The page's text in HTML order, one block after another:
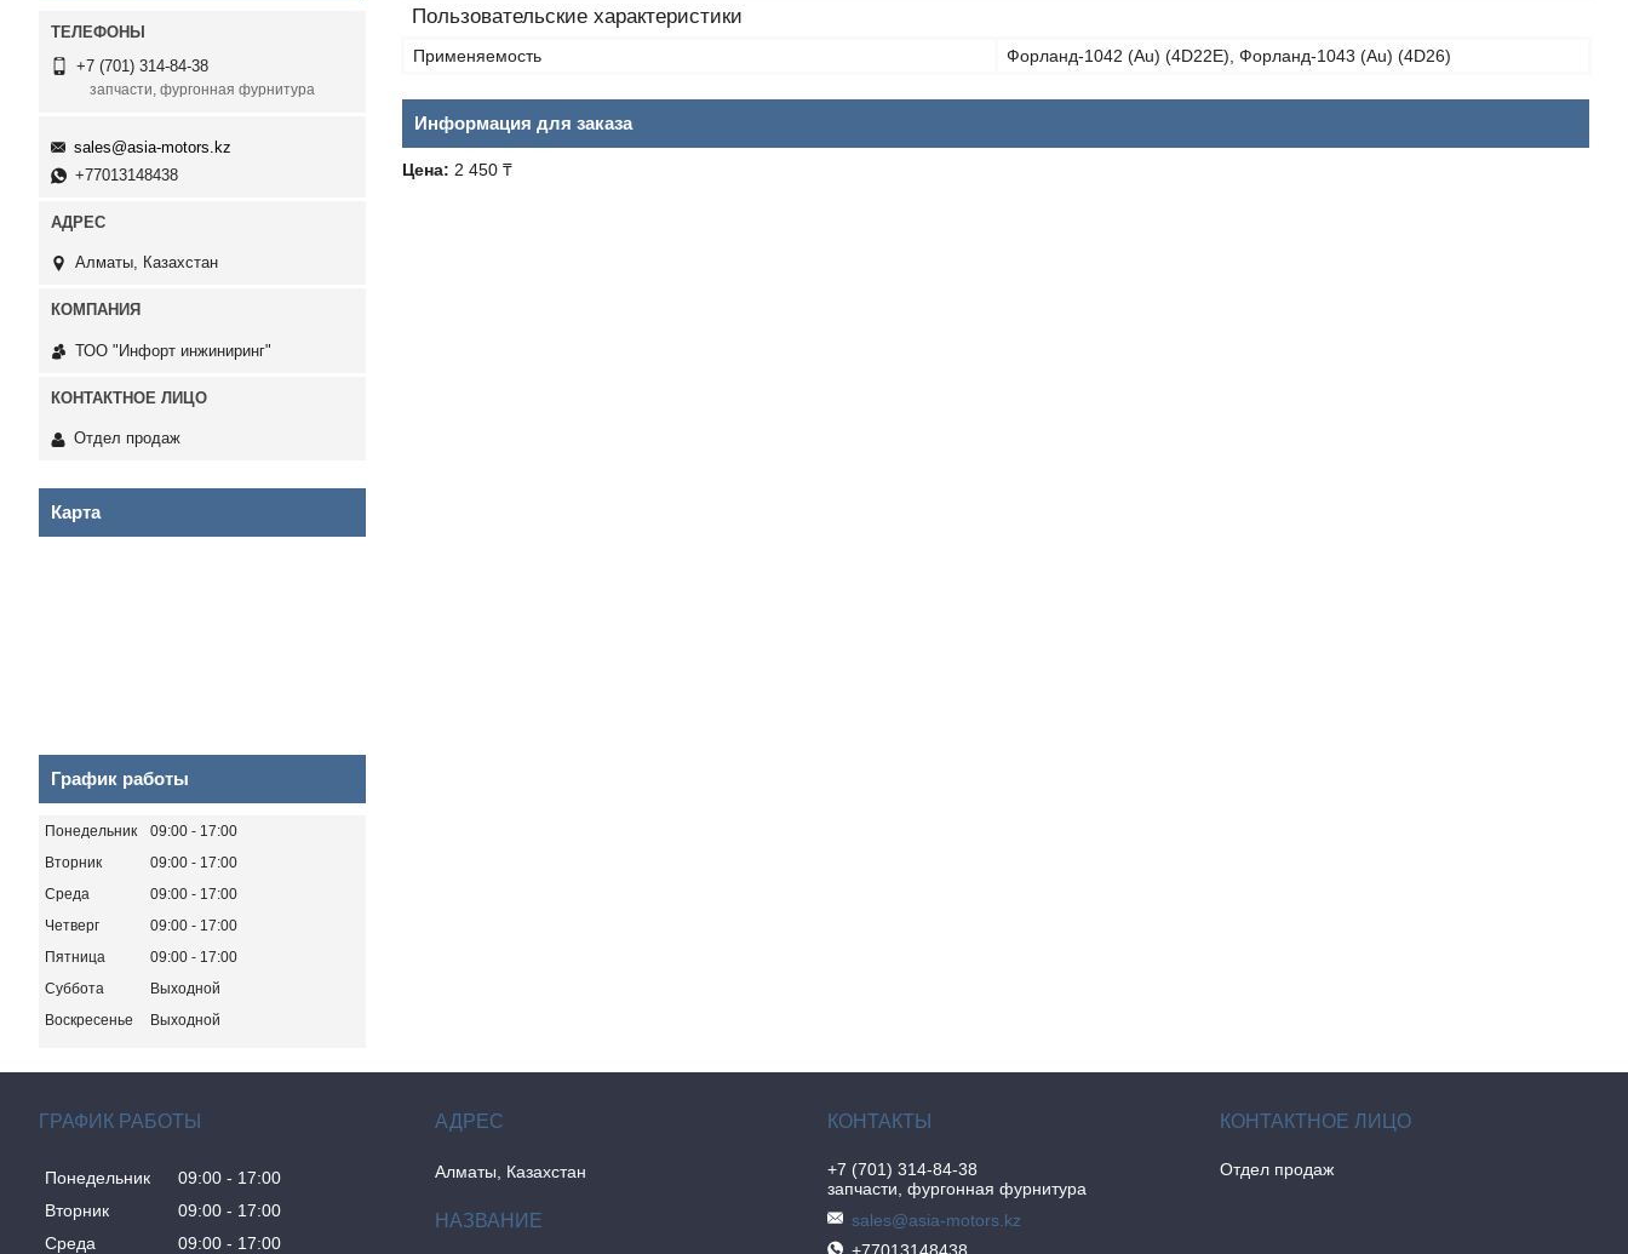
Пользовательские характеристики
Применяемость Форланд-1042 (Au) (4D22E), Форланд-1043 (Au) (4D26)
Информация для заказа
Цена: 2 450 ₸
+7 (701) 314-84-38
запчасти, фургонная фурнитура
sales@asia-motors.kz
+77013148438
Алматы, Казахстан
ТОО "Инфорт инжиниринг"
Отдел продаж
Карта
График работы
Понедельник 09:00
17:00
Вторник
09:00
17:00
Среда
09:00
17:00
Четверг
09:00
17:00
Пятница
09:00
17:00
Суббота
Выходной
Воскресенье
Выходной
ГРАФИК РАБОТЫ
Понедельник 09:00
17:00
Вторник
09:00
17:00
Среда
09:00 17:00
Алматы, Казахстан
+7 (701) 314-84-38
запчасти, фургонная фурнитура
sales@asia-motors.kz
Отдел продаж